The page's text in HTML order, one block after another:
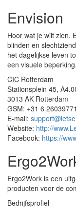
Envision
Hoor wat je wilt zien.
blinden en
het dagelijkse leven
een visuele beperking.
CIC Rotterdam
Stationsplein 45,
3013 AK Rotterdam
GSM: +31 6 26039771
E-mail:
Website: http://
Facebook: https://
Ergo2Work is een
producten voor de
Bedrijfsprofiel